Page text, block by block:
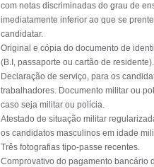
com notas discriminadas do grau de
imediatamente inferior ao que se
candidatar.
Original e cópia do documento de
(B.I, passaporte ou cartão de residente).
Declaração de serviço, para os
trabalhadores. Documento militar ou
caso seja militar ou polícia.
Atestado de situação militar
os candidatos masculinos em idade
Três fotografias tipo-passe recentes.
Comprovativo do pagamento bancário